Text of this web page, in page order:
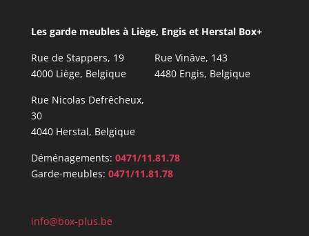
Les garde meubles à Liège, Engis et Herstal Box+
Rue de Stappers, 19
4000 Liège, Belgique
Rue Vinâve, 143
4480 Engis, Belgique
Rue Nicolas Defrêcheux,
30
4040 Herstal, Belgique
Déménagements: 0471/11.81.78
Garde-meubles: 0471/11.81.78
info@box-plus.be